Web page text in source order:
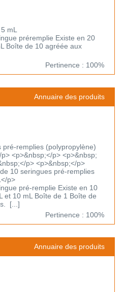
mL
préremplie Existe en 20
Boîte de 10 agréée aux
Pertinence : 100%
Annuaire des produits
remplies (polypropylène)
<p>&nbsp;</p> <p>&nbsp;
p> <p>&nbsp;</p>
10 seringues pré-remplies
p>
pré-remplie Existe en 10
et 10 mL Boîte de 1 Boîte de
[...]
Pertinence : 100%
Annuaire des produits